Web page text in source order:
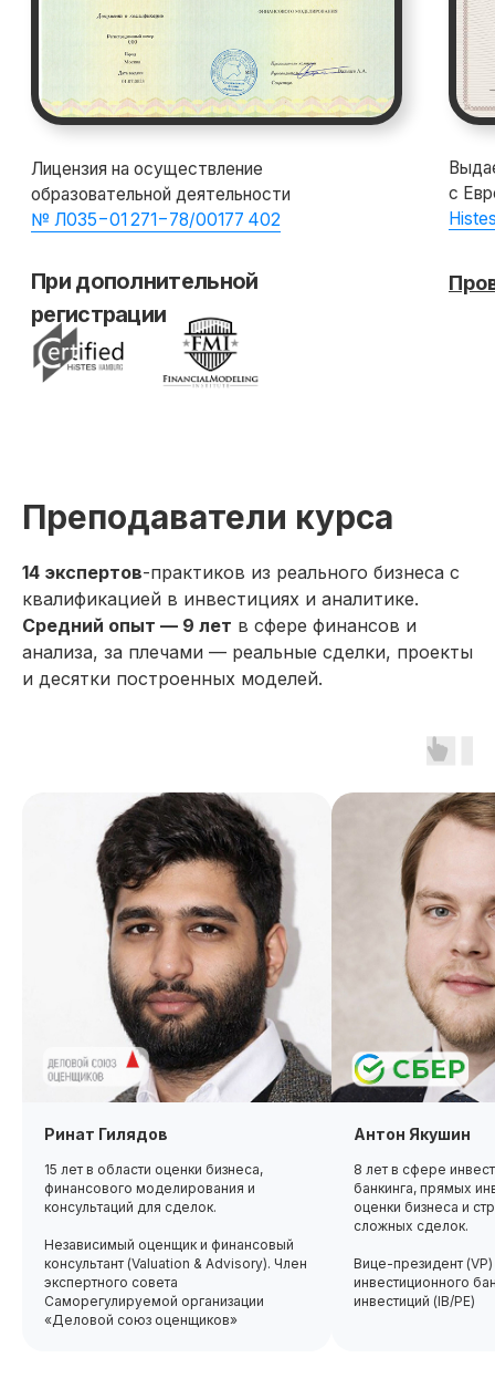
Преподаватели курса
14 экспертов-практиков из реального бизнеса с
квалификацией в инвестициях и аналитике.
Средний опыт — 9 лет в сфере финансов и
анализа, за плечами — реальные сделки, проекты
и десятки построенных моделей.
Ринат Гилядов
15 лет в области оценки бизнеса,
финансового моделирования и
консультаций для сделок.
Независимый оценщик и финансовый
консультант (Valuation & Advisory). Член
экспертного совета
Саморегулируемой организации
«Деловой союз оценщиков»
Антон Якушин
8 лет в сфере
банкинга, прямых
оценки бизнеса и
сложных сделок.
Вице-президент
инвестиционного
инвестиций (IB/PE)
Доступ к курсу, обновлениям
и чату курса остаётся навсегда!
Сделаем скидку! Если вы нашли
похожий курс дешевле
Потоковый и асинхронный
формат обучения
До 50% экономии на покупку
по нашей программе обмена
Применить
fr111201.001
r111201.001/мес
Беспроцентная рассрочка на 18 месяцев
Дополнительная
скидка 10%
Оплатить
Получить консультацию